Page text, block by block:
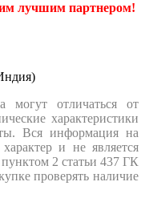
лучшим партнером!
могут отличаться от
характеристики
Вся информация на
и не является
2 статьи 437 ГК
проверять наличие